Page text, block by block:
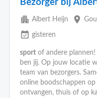
Bezorger bij
apartment Albert Heijn place
event_available gisteren
sport of andere
ben jij. Op jouw locatie
team van bezorgers.
online boodschappen
ontvangen, thuis of op